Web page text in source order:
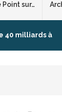
Point sur…
40 milliards à